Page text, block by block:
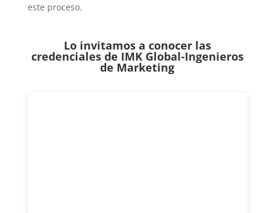
este proceso.
Lo invitamos a conocer las
credenciales de IMK Global-Ingenieros
de Marketing